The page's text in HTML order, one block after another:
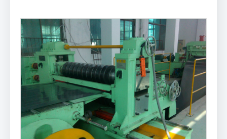
浏览我们的产品参数